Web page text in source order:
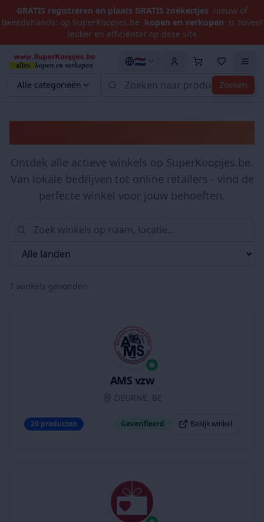
GRATIS registreren en plaats GRATIS zoekertjes nieuw of
tweedehands: op SuperKoopjes.be kopen en verkopen is zoveel
leuker en efficiënter op deze site
Alle categorieën Zoeken
🇳🇱
Ontdek alle actieve winkels op SuperKoopjes.be.
Van lokale bedrijven tot online retailers - vind de
perfecte winkel voor jouw behoeften.
7 winkels gevonden
AMS vzw
DEURNE, BE
20 producten Geverifieerd Bekijk winkel